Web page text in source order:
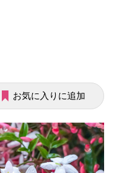
お気に入りに追加